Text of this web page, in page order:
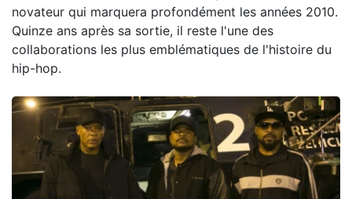
novateur qui marquera profondément les années 2010.
Quinze ans après sa sortie, il reste l'une des
collaborations les plus emblématiques de l'histoire du
hip-hop.